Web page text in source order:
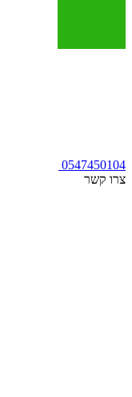
0547450104
צרו קשר